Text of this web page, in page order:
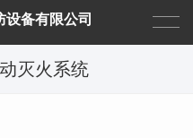
设备有限公司
灭火系统